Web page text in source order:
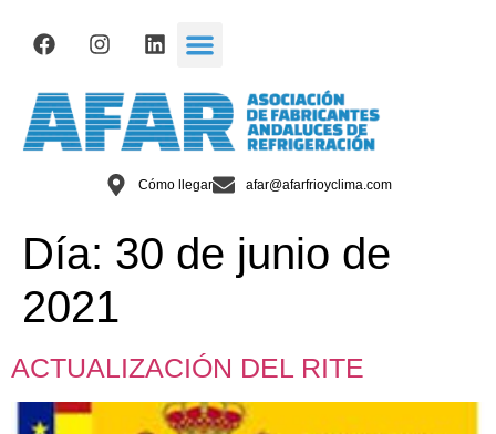
Cómo llegar afar@afarfrioyclima.com
Día: 30 de junio de
2021
ACTUALIZACIÓN DEL RITE